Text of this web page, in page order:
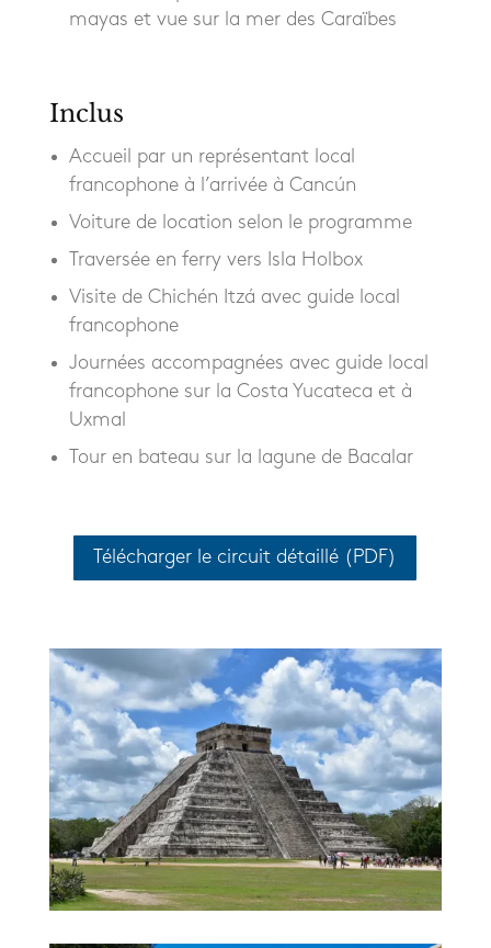
mayas et vue sur la mer des Caraïbes
Inclus
Accueil par un représentant local
francophone à l’arrivée à Cancún
Voiture de location selon le programme
Traversée en ferry vers Isla Holbox
Visite de Chichén Itzá avec guide local
francophone
Journées accompagnées avec guide local
francophone sur la Costa Yucateca et à
Uxmal
Tour en bateau sur la lagune de Bacalar
Télécharger le circuit détaillé (PDF)